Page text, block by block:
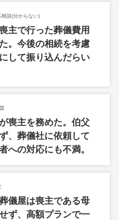
談(分からない)
主で行った葬儀費用
。今後の相続を考慮
して振り込んだらい
喪主を務めた。伯父
、葬儀社に依頼して
への対応にも不満。
儀屋は喪主である母
ず、高額プランで一